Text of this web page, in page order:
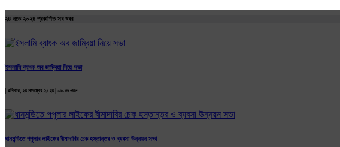
২৪ নভে ২০২৪ প্রকাশিত সব খবর
ইসলামি ব্যাংক অব জাম্বিয়া নিয়ে সভা
| রবিবার, ২৪ নভেম্বর ২০২৪ | ৩৪৬ বার পঠিত
ধানমন্ডিতে পপুলার লাইফের বীমাদাবির চেক হস্তান্তর ও ব্যবসা উন্নয়ন সভা